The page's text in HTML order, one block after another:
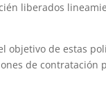
liberados
objetivo de estas
de contratación